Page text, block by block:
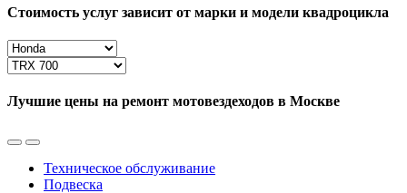
Стоимость услуг зависит от марки и модели квадроцикла
Лучшие цены на ремонт мотовездеходов в Москве
Техническое обслуживание
Подвеска